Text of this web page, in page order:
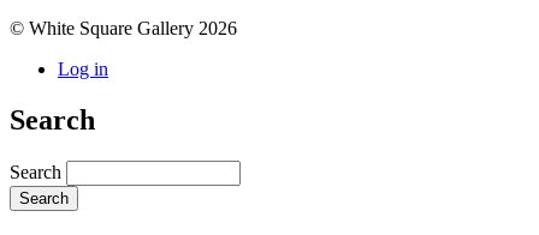
© White Square Gallery 2026
Log in
Search
Search